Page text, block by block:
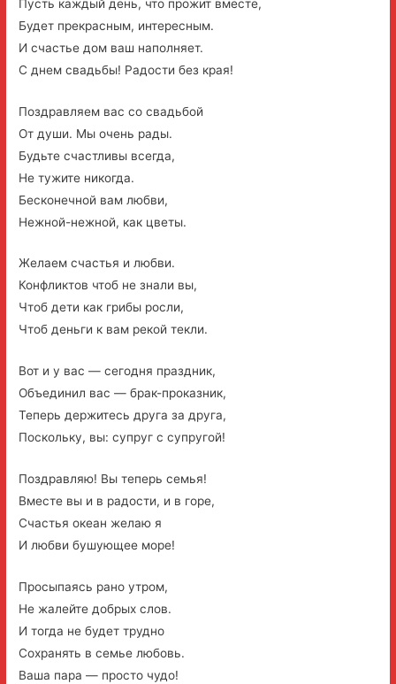
Пусть каждый день, что прожит вместе,
Будет прекрасным, интересным.
И счастье дом ваш наполняет.
С днем свадьбы! Радости без края!
Поздравляем вас со свадьбой
От души. Мы очень рады.
Будьте счастливы всегда,
Не тужите никогда.
Бесконечной вам любви,
Нежной-нежной, как цветы.
Желаем счастья и любви.
Конфликтов чтоб не знали вы,
Чтоб дети как грибы росли,
Чтоб деньги к вам рекой текли.
Вот и у вас — сегодня праздник,
Объединил вас — брак-проказник,
Теперь держитесь друга за друга,
Поскольку, вы: супруг с супругой!
Поздравляю! Вы теперь семья!
Вместе вы и в радости, и в горе,
Счастья океан желаю я
И любви бушующее море!
Просыпаясь рано утром,
Не жалейте добрых слов.
И тогда не будет трудно
Сохранять в семье любовь.
Ваша пара — просто чудо!